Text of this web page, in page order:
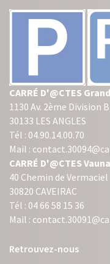
CARRÉ D'@CTES
1130 Av. 2ème Division
30133 LES ANGLES
Tél : 04.90.14.00.70
Mail :
CARRÉ D'@CTES
40 Chemin de Vermaciel
30820 CAVEIRAC
Tél : 04 66 58 15 36
Mail :
Retrouvez-nous